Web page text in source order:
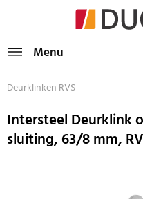
Menu
Deurklinken RVS
Intersteel Deurklink
sluiting, 63/8 mm,